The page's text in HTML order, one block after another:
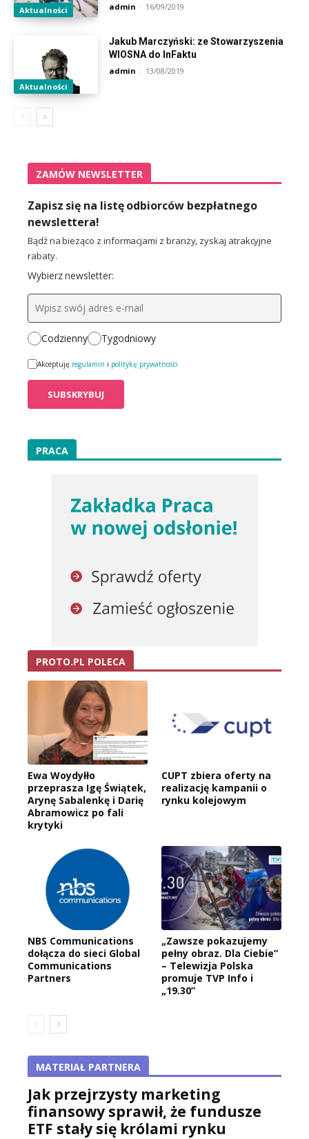
Aktualności admin - 16/09/2019
Aktualności
Jakub Marczyński: ze Stowarzyszenia
WIOSNA do InFaktu
admin - 13/08/2019
ZAMÓW NEWSLETTER
Zapisz się na listę odbiorców bezpłatnego
newslettera!
Bądź na bieżąco z informacjami z branży, zyskaj atrakcyjne
rabaty.
Wybierz newsletter:
Codzienny Tygodniowy
Akceptuję regulamin i politykę prywatności
PRACA
PROTO.PL POLECA
Ewa Woydyłło
przeprasza Igę Świątek,
Arynę Sabalenkę i Darię
Abramowicz po fali
krytyki
CUPT zbiera oferty na
realizację kampanii o
rynku kolejowym
NBS Communications
dołącza do sieci Global
Communications
Partners
„Zawsze pokazujemy
pełny obraz. Dla Ciebie”
– Telewizja Polska
promuje TVP Info i
„19.30”
MATERIAŁ PARTNERA
Jak przejrzysty marketing
finansowy sprawił, że fundusze
ETF stały się królami rynku